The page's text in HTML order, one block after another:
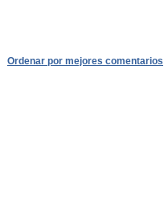
Ordenar por mejores comentarios